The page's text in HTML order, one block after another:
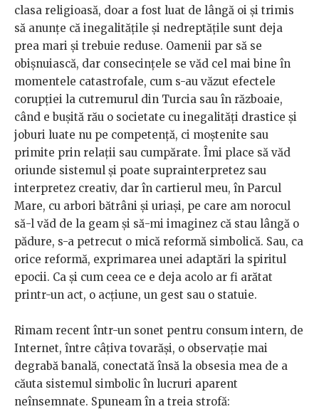
clasa religioasă, doar a fost luat de lângă oi și trimis
să anunțe că inegalitățile și nedreptățile sunt deja
prea mari și trebuie reduse. Oamenii par să se
obișnuiască, dar consecințele se văd cel mai bine în
momentele catastrofale, cum s-au văzut efectele
corupției la cutremurul din Turcia sau în războaie,
când e bușită rău o societate cu inegalități drastice și
joburi luate nu pe competență, ci moștenite sau
primite prin relații sau cumpărate. Îmi place să văd
oriunde sistemul și poate suprainterpretez sau
interpretez creativ, dar în cartierul meu, în Parcul
Mare, cu arbori bătrâni și uriași, pe care am norocul
să-l văd de la geam și să-mi imaginez că stau lângă o
pădure, s-a petrecut o mică reformă simbolică. Sau, ca
orice reformă, exprimarea unei adaptări la spiritul
epocii. Ca și cum ceea ce e deja acolo ar fi arătat
printr-un act, o acțiune, un gest sau o statuie.
Rimam recent într-un sonet pentru consum intern, de
Internet, între câțiva tovarăși, o observație mai
degrabă banală, conectată însă la obsesia mea de a
căuta sistemul simbolic în lucruri aparent
neînsemnate. Spuneam în a treia strofă: